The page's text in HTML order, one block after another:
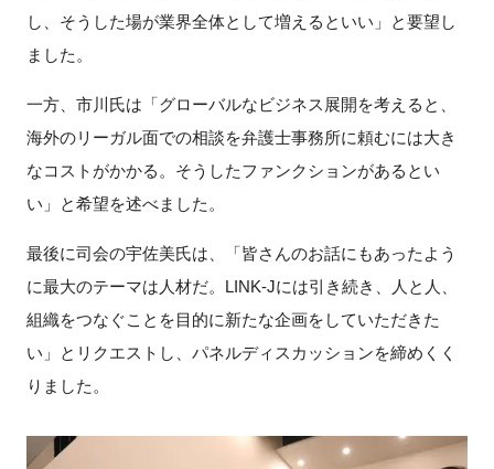
し、そうした場が業界全体として増えるといい」と要望し
ました。
一方、市川氏は「グローバルなビジネス展開を考えると、
海外のリーガル面での相談を弁護士事務所に頼むには大き
なコストがかかる。そうしたファンクションがあるとい
い」と希望を述べました。
最後に司会の宇佐美氏は、「皆さんのお話にもあったよう
に最大のテーマは人材だ。LINK-Jには引き続き、人と人、
組織をつなぐことを目的に新たな企画をしていただきた
い」とリクエストし、パネルディスカッションを締めくく
りました。